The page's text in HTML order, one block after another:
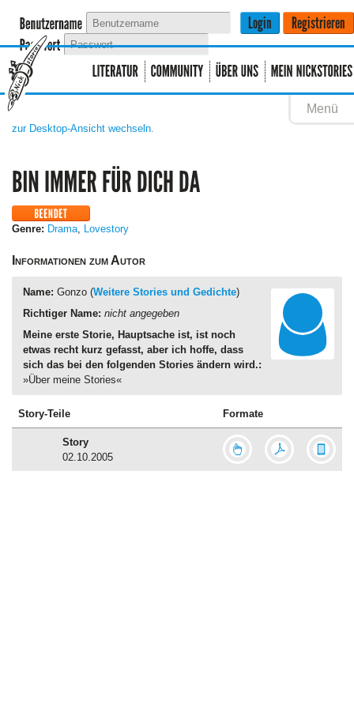
Menü
zur Desktop-Ansicht wechseln.
Genre: Drama, Lovestory
Informationen zum Autor
Name: Gonzo (Weitere Stories und Gedichte)
Richtiger Name: nicht angegeben
Meine erste Storie, Hauptsache ist, ist noch
etwas recht kurz gefasst, aber ich hoffe, dass
sich das bei den folgenden Stories ändern wird.:
»Über meine Stories«
Story-Teile Formate
Story
02.10.2005